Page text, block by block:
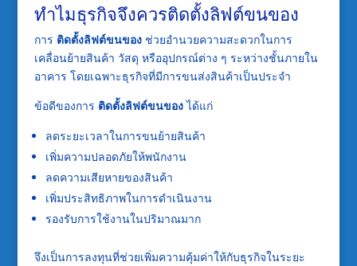
ทำไมธุรกิจจึงควรติดตั้งลิฟต์ขนของ
การ ติดตั้งลิฟต์ขนของช่วยอำนวยความสะดวกในการ
เคลื่อนย้ายสินค้า วัสดุ หรืออุปกรณ์ต่าง ๆ ระหว่างชั้นภายใน
อาคาร โดยเฉพาะธุรกิจที่มีการขนส่งสินค้าเป็นประจำ
ข้อดีของการ ติดตั้งลิฟต์ขนของได้แก่
ลดระยะเวลาในการขนย้ายสินค้า
เพิ่มความปลอดภัยให้พนักงาน
ลดความเสียหายของสินค้า
เพิ่มประสิทธิภาพในการดำเนินงาน
รองรับการใช้งานในปริมาณมาก
จึงเป็นการลงทุนที่ช่วยเพิ่มความคุ้มค่าให้กับธุรกิจในระยะ